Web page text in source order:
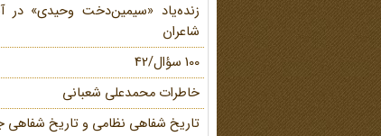
زنده‌یاد «سیمین‌دخت وحیدی» در
شاعران
100 سؤال/42
خاطرات محمد‌علی شعبانی
تاریخ شفاهی نظامی و تاریخ